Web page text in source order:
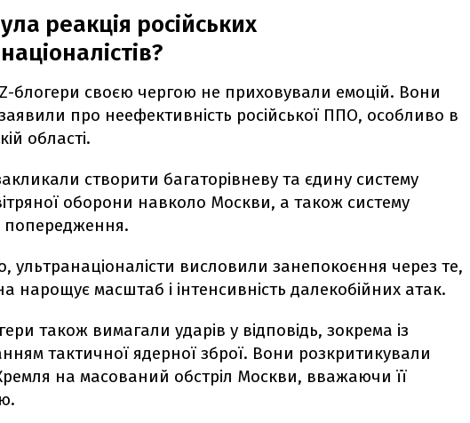
реакція російських
Z-блогери своєю чергою не приховували емоцій. Вони
про неефективність російської ППО, особливо в
області.
створити багаторівневу та єдину систему
оборони навколо Москви, а також систему
попередження.
ультранаціоналісти висловили занепокоєння через те,
нарощує масштаб і інтенсивність далекобійних атак.
також вимагали ударів у відповідь, зокрема із
тактичної ядерної зброї. Вони розкритикували
на масований обстріл Москви, вважаючи її